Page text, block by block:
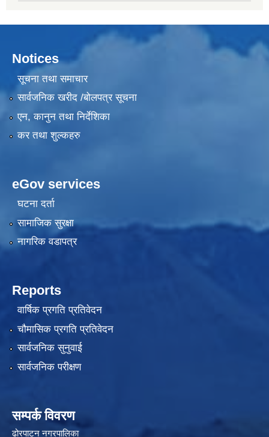
Notices
सूचना तथा समाचार
सार्वजनिक खरीद /बोलपत्र सूचना
एन, कानुन तथा निर्देशिका
कर तथा शुल्कहरु
eGov services
घटना दर्ता
सामाजिक सुरक्षा
नागरिक वडापत्र
Reports
वार्षिक प्रगति प्रतिवेदन
चौमासिक प्रगति प्रतिवेदन
सार्वजनिक सुनुवाई
सार्वजनिक परीक्षण
सम्पर्क विवरण
ढोरपाटन नगरपालिका